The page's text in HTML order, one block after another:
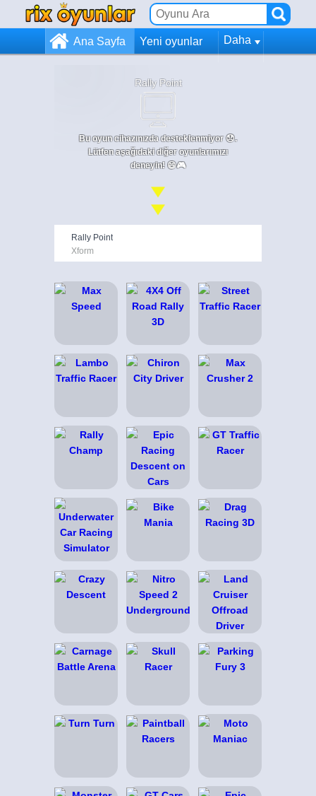
Ana Sayfa Yeni oyunlar Daha
Rally Point
Bu oyun cihazınızda desteklenmiyor 😞.
Lütfen aşağıdaki diğer oyunlarımızı
deneyin! 😄🎮
Rally Point
Xform